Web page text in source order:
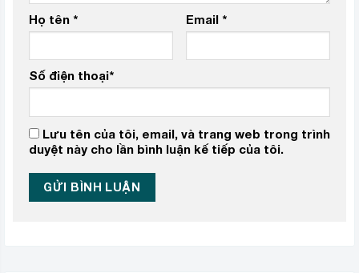
Họ tên * Email *
Số điện thoại*
Lưu tên của tôi, email, và trang web trong trình
duyệt này cho lần bình luận kế tiếp của tôi.